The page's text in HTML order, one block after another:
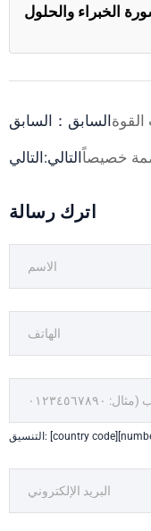
السابق：السابق
التالي:التالي خصيصاً
اترك رسالة